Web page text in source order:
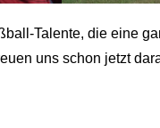
Talente, die eine
uns schon jetzt